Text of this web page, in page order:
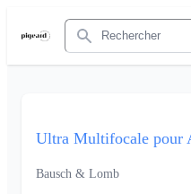
Rechercher
Ultra Multifocale pour
Bausch & Lomb